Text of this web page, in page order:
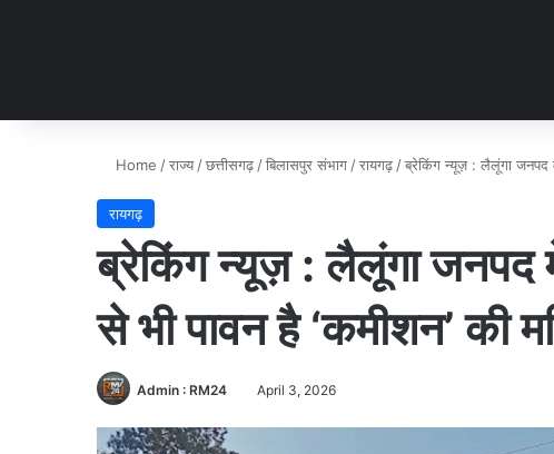
Home /राज्य /छत्तीसगढ़ /बिलासपुर संभाग /रायगढ़ /ब्रेकिंग न्यूज़ : लैलूंगा जनपद
रायगढ़
ब्रेकिंग न्यूज़ : लैलूंगा जनपद
से भी पावन है ‘कमीशन’ की
Admin : RM24 April 3, 2026